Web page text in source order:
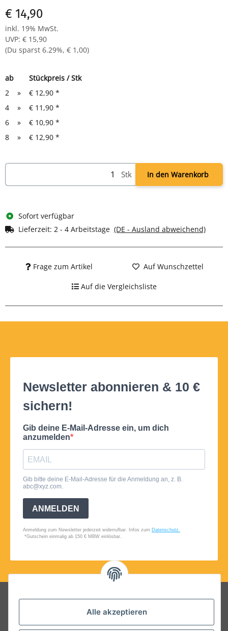
Alle akzeptieren
€ 14,90
inkl. 19% MwSt.
UVP: € 15,90
(Du sparst 6.29%, € 1,00)
ab
Stückpreis / Stk
2
» € 12,90 *
4
» € 11,90 *
6
» € 10,90 *
8
» € 12,90 *
Stk In den Warenkorb
Sofort verfügbar
Lieferzeit: 2 - 4 Arbeitstage (DE - Ausland abweichend)
Frage zum Artikel Auf Wunschzettel
Auf die Vergleichsliste
Folgt uns auf Social Media